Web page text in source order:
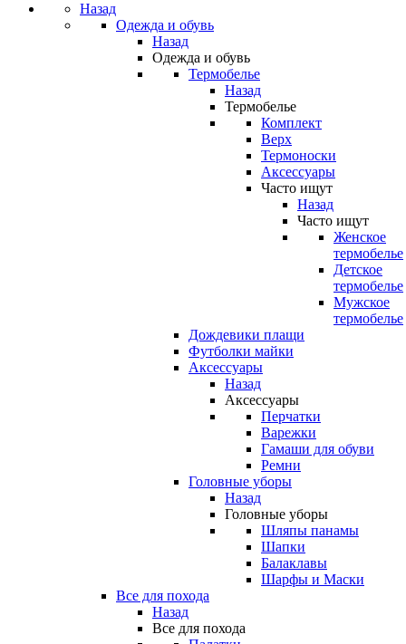
Назад
Одежда и обувь
Назад
Одежда и обувь
Термобелье
Назад
Термобелье
Комплект
Верх
Термоноски
Аксессуары
Часто ищут
Назад
Часто ищут
Женское
термобелье
Детское
термобелье
Мужское
термобелье
Дождевики плащи
Футболки майки
Аксессуары
Назад
Аксессуары
Перчатки
Варежки
Гамаши для обуви
Ремни
Головные уборы
Назад
Головные уборы
Шляпы панамы
Шапки
Балаклавы
Шарфы и Маски
Все для похода
Назад
Все для похода